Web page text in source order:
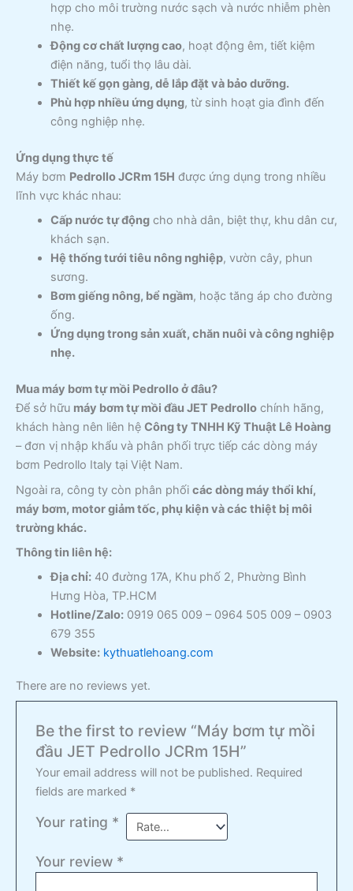
hợp cho môi trường nước sạch và nước nhiễm phèn
nhẹ.
Động cơ chất lượng cao, hoạt động êm, tiết kiệm
điện năng, tuổi thọ lâu dài.
Thiết kế gọn gàng, dễ lắp đặt và bảo dưỡng.
Phù hợp nhiều ứng dụng, từ sinh hoạt gia đình đến
công nghiệp nhẹ.
Ứng dụng thực tế
Máy bơm Pedrollo JCRm 15H được ứng dụng trong nhiều
lĩnh vực khác nhau:
Cấp nước tự độngcho nhà dân, biệt thự, khu dân cư,
khách sạn.
Hệ thống tưới tiêu nông nghiệp, vườn cây, phun
sương.
Bơm giếng nông, bể ngầm, hoặc tăng áp cho đường
ống.
Ứng dụng trong sản xuất, chăn nuôi và công nghiệp
nhẹ.
Mua máy bơm tự mồi Pedrollo ở đâu?
Để sở hữu máy bơm tự mồi đầu JET Pedrollo chính hãng,
khách hàng nên liên hệ Công ty TNHH Kỹ Thuật Lê Hoàng
– đơn vị nhập khẩu và phân phối trực tiếp các dòng máy
bơm Pedrollo Italy tại Việt Nam.
Ngoài ra, công ty còn phân phối các dòng máy thổi khí,
máy bơm, motor giảm tốc, phụ kiện và các thiệt bị môi
trường khác.
Thông tin liên hệ:
Địa chỉ:40 đường 17A, Khu phố 2, Phường Bình
Hưng Hòa, TP.HCM
Hotline/Zalo:0919 065 009 – 0964 505 009 – 0903
679 355
Website: kythuatlehoang.com
There are no reviews yet.
Be the first to review “Máy bơm tự mồi
đầu JET Pedrollo JCRm 15H”
Your email address will not be published. Required
fields are marked *
Your rating *
Your review *